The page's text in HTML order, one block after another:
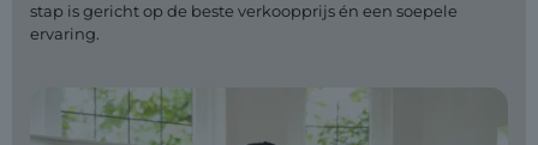
stap is gericht op de beste verkoopprijs én een soepele
ervaring.